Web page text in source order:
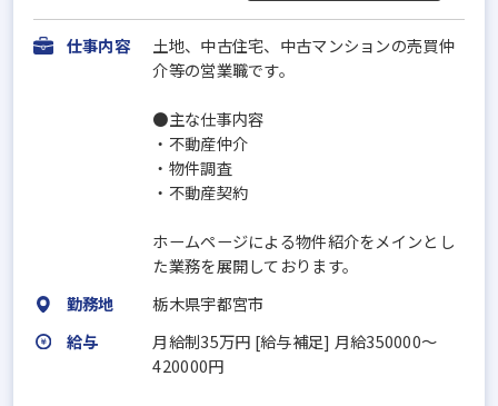
仕事内容
土地、中古住宅、中古マンションの売買仲
介等の営業職です。
●主な仕事内容
・不動産仲介
・物件調査
・不動産契約
ホームページによる物件紹介をメインとし
た業務を展開しております。
勤務地
栃木県宇都宮市
給与
月給制35万円 [給与補足] 月給350000～
420000円